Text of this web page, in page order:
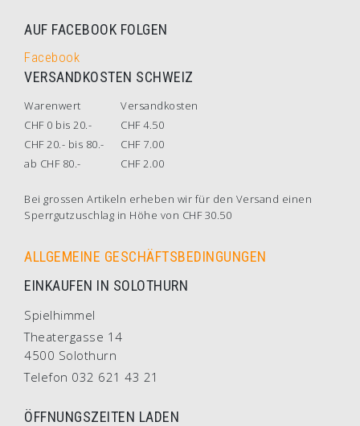
AUF FACEBOOK FOLGEN
Facebook
VERSANDKOSTEN SCHWEIZ
Warenwert
Versandkosten
CHF 0 bis 20.-
CHF 4.50
CHF 20.- bis 80.-
CHF 7.00
ab CHF 80.-
CHF 2.00
Bei grossen Artikeln erheben wir für den Versand einen
Sperrgutzuschlag in Höhe von CHF 30.50
ALLGEMEINE GESCHÄFTSBEDINGUNGEN
EINKAUFEN IN SOLOTHURN
Spielhimmel
Theatergasse 14
4500 Solothurn
Telefon 032 621 43 21
ÖFFNUNGSZEITEN LADEN